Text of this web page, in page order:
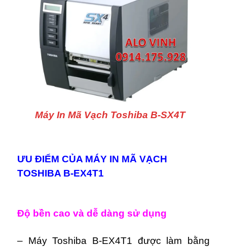
Máy In Mã Vạch Toshiba B-SX4T
ƯU ĐIỂM CỦA MÁY IN MÃ VẠCH
TOSHIBA B-EX4T1
Độ bền cao và dễ dàng sử dụng
– Máy Toshiba B-EX4T1 được làm bằng